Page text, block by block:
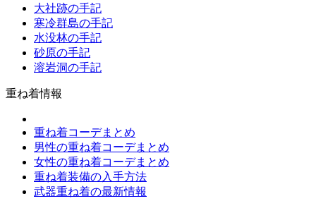
大社跡の手記
寒冷群島の手記
水没林の手記
砂原の手記
溶岩洞の手記
重ね着情報
重ね着コーデまとめ
男性の重ね着コーデまとめ
女性の重ね着コーデまとめ
重ね着装備の入手方法
武器重ね着の最新情報